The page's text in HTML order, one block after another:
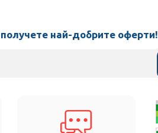
най-добрите оферти!